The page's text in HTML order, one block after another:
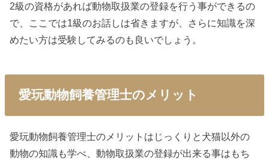
2級の資格があれば動物取扱業の登録を行う事ができるの
で、ここでは1級のお話しは省きますが、さらに知識を深
めたい方は受験してみるのも良いでしょう。
愛玩動物飼養管理士のメリット
愛玩動物飼養管理士のメリットはじっくりと犬猫以外の
動物の知識も学べ、動物取扱業の登録が出来る事はもち